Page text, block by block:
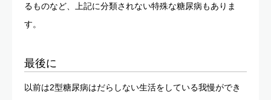
るものなど、上記に分類されない特殊な糖尿病もありま
す。
最後に
以前は2型糖尿病はだらしない生活をしている我慢ができ